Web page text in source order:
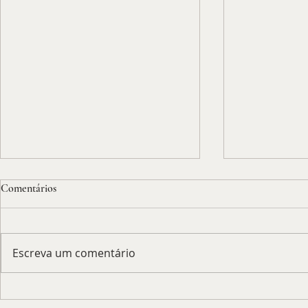
O xadrez de Putin e Biden
Comentários
Escreva um comentário